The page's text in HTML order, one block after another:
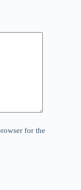
for the